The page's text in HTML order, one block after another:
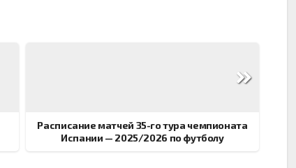
Расписание матчей 35-го тура чемпионата
Испании — 2025/2026 по футболу